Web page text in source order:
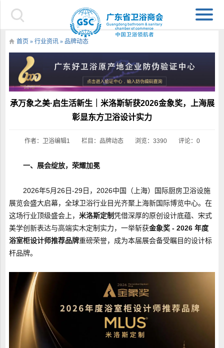
首页 » 行业资讯» 品牌动态
承万象之美·启生活新生｜米洛斯斩获2026金象奖，上海展
彰显东方卫浴设计实力
作者：卫浴编辑1 栏目： 品牌动态 浏览：3390 评论：0
一、展会绽放，荣耀加冕
2026年5月26日-29日，2026中国（上海）国际厨房卫浴设施
展览会盛大启幕，全球卫浴行业目光齐聚上海新国际博览中心。在
这场行业顶级盛会上， 米洛斯定制凭借深厚的原创设计底蕴、宋式
美学创新表达与高端实木定制实力，一举斩获金象奖 - 2026 年度
浴室柜设计师推荐品牌重磅荣誉，成为本届展会备受瞩目的设计标
杆品牌。